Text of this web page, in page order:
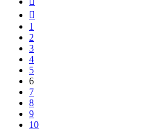
1
2
3
4
5
6
7
8
9
10